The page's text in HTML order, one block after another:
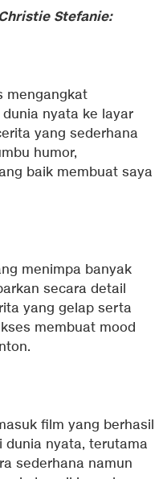
Stefanie:
mengangkat
nyata ke layar
yang sederhana
humor,
baik membuat saya
menimpa banyak
secara detail
yang gelap serta
membuat mood
film yang berhasil
dunia nyata, terutama
sederhana namun